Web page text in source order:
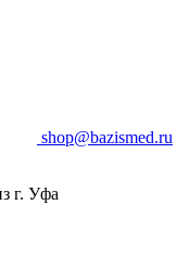
shop@bazismed.ru
г. Уфа